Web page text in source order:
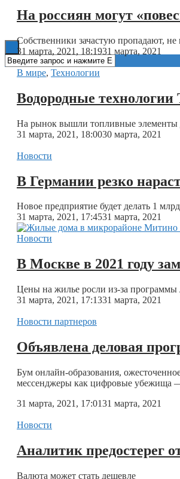
Книги
На россиян могут
Собственники зачастую пропадают, не
31 марта, 2021, 18:1931 марта, 2021
В мире, Технологии
Водородные
На рынок вышли топливные элементы
31 марта, 2021, 18:0030 марта, 2021
Новости
В Германии резко
Новое предприятие будет делать 1
31 марта, 2021, 17:4531 марта, 2021
Новости
В Москве в 2021 году
Цены на жилье росли из-за программы
31 марта, 2021, 17:1331 марта, 2021
Новости партнеров
Объявлена деловая
Бум онлайн-образования,
мессенджеры как цифровые убежища
31 марта, 2021, 17:0131 марта, 2021
Новости
Аналитик предостерег
Валюта может стать дешевле